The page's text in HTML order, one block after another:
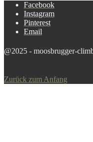
Facebook
Instagram
Pinterest
Email
@2025 - moosbrugger-
Zurück zum Anfang